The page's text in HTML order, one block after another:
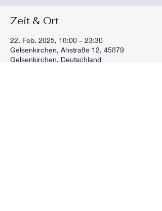
Zeit & Ort
22. Feb. 2025, 18:00 – 23:30
Gelsenkirchen, Ahstraße 12, 45879
Gelsenkirchen, Deutschland